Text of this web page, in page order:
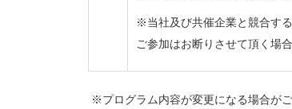
※当社及び共催企業と競合す
ご参加はお断りさせて頂く場
※プログラム内容が変更になる場合が